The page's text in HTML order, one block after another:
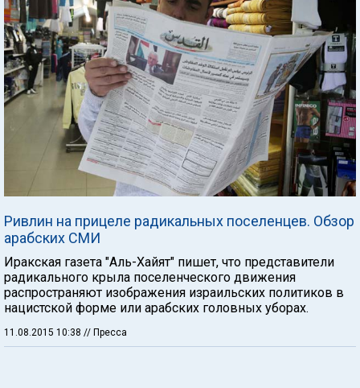
Ривлин на прицеле радикальных поселенцев. Обзор
арабских СМИ
Иракская газета "Аль-Хайят" пишет, что представители
радикального крыла поселенческого движения
распространяют изображения израильских политиков в
нацистской форме или арабских головных уборах.
11.08.2015 10:38 // Пресса